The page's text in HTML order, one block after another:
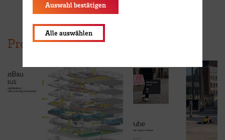
Projekte
Auswahl bestätigen
Alle auswählen